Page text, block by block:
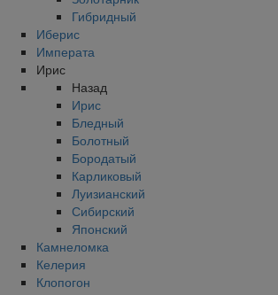
Гибридный
Иберис
Императа
Ирис
Назад
Ирис
Бледный
Болотный
Бородатый
Карликовый
Луизианский
Сибирский
Японский
Камнеломка
Келерия
Клопогон